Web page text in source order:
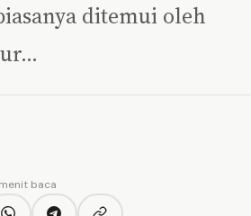
ditemui oleh
menit baca